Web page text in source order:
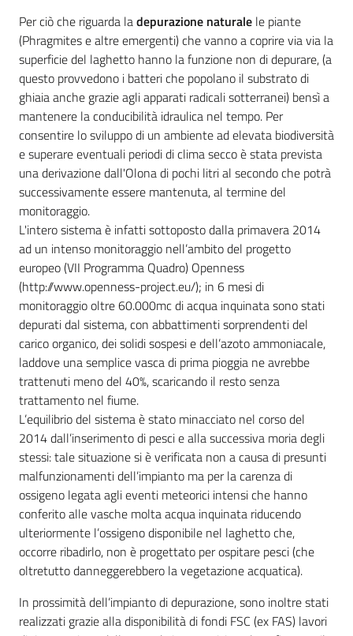
Per ciò che riguarda ladepurazione naturale le piante
(Phragmites e altre emergenti) che vanno a coprire via via la
superficie del laghetto hanno la funzione non di depurare, (a
questo provvedono i batteri che popolano il substrato di
ghiaia anche grazie agli apparati radicali sotterranei) bensì a
mantenere la conducibilità idraulica nel tempo. Per
consentire lo sviluppo di un ambiente ad elevata biodiversità
e superare eventuali periodi di clima secco è stata prevista
una derivazione dall'Olona di pochi litri al secondo che potrà
successivamente essere mantenuta, al termine del
monitoraggio.
L'intero sistema è infatti sottoposto dalla primavera 2014
ad un intenso monitoraggio nell’ambito del progetto
europeo (VII Programma Quadro) Openness
(http://www.openness-project.eu/); in 6 mesi di
monitoraggio oltre 60.000mc di acqua inquinata sono stati
depurati dal sistema, con abbattimenti sorprendenti del
carico organico, dei solidi sospesi e dell’azoto ammoniacale,
laddove una semplice vasca di prima pioggia ne avrebbe
trattenuti meno del 40%, scaricando il resto senza
trattamento nel fiume.
L’equilibrio del sistema è stato minacciato nel corso del
2014 dall’inserimento di pesci e alla successiva moria degli
stessi: tale situazione si è verificata non a causa di presunti
malfunzionamenti dell’impianto ma per la carenza di
ossigeno legata agli eventi meteorici intensi che hanno
conferito alle vasche molta acqua inquinata riducendo
ulteriormente l’ossigeno disponibile nel laghetto che,
occorre ribadirlo, non è progettato per ospitare pesci (che
oltretutto danneggerebbero la vegetazione acquatica).
In prossimità dell’impianto di depurazione, sono inoltre stati
realizzati grazie alla disponibilità di fondi FSC (ex FAS) lavori